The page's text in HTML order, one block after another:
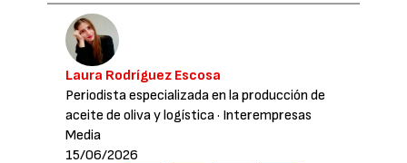
Laura Rodríguez Escosa
Periodista especializada en la producción de
aceite de oliva y logística· Interempresas
Media
15/06/2026